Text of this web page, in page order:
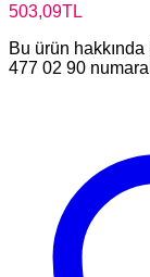
503,09TL
Bu ürün
477 02 90